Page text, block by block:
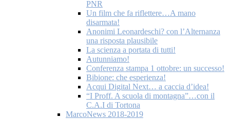
PNR
Un film che fa riflettere…A mano
disarmata!
Anonimi Leonardeschi? con l’Alternanza
una risposta plausibile
La scienza a portata di tutti!
Autunniamo!
Conferenza stampa 1 ottobre: un successo!
Bibione: che esperienza!
Acqui Digital Next… a caccia d’idea!
“I Proff. A scuola di montagna”…con il
C.A.I di Tortona
MarcoNews 2018-2019